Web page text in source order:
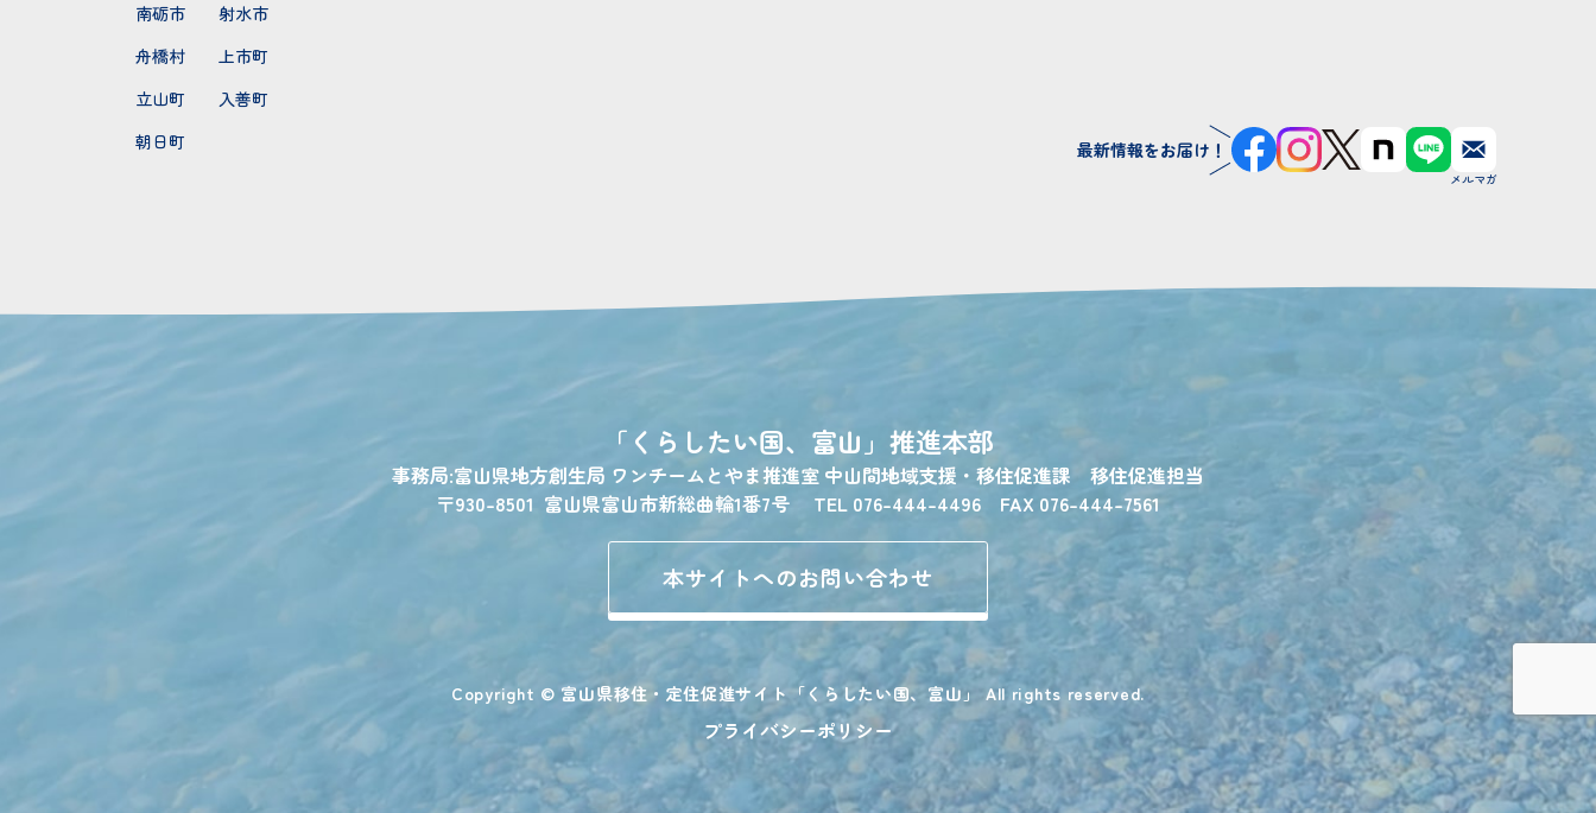
南砺市
射水市
舟橋村
上市町
立山町
入善町
朝日町
最新情報をお届け！
「くらしたい国、富山」 推進本部
事務局:富山県地方創生局 ワンチームとやま推進室 中山間地域支援・移住促進課 移住促進担当
〒930-8501 富山県富山市新総曲輪1番7号 TEL 076-444-4496 FAX 076-444-7561
本サイトへのお問い合わせ
Copyright © 富山県移住・定住促進サイト「くらしたい国、富山」 All rights reserved.
プライバシーポリシー